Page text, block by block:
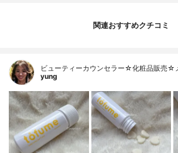
関連おすすめクチコミ
ビューティーカウンセラー☆化粧品販売☆
yung